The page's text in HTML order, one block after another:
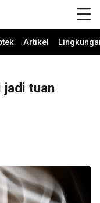
Artikel
jadi tuan